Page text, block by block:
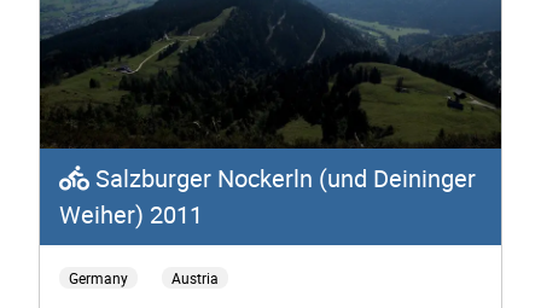
Salzburger Nockerln (und Deininger
Weiher) 2011
Germany Austria